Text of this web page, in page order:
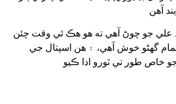
علي جو چوڻ آهي ته هو هڪ ئي وقت چئن
گهڻو خوش آهي، ۽ هن اسپتال جي